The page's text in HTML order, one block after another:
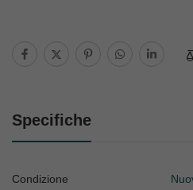
Specifiche
Condizione